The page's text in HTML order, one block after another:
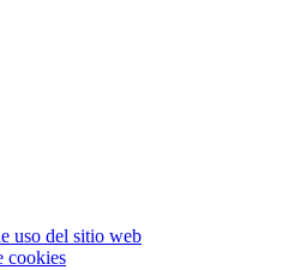
uso del sitio web
cookies